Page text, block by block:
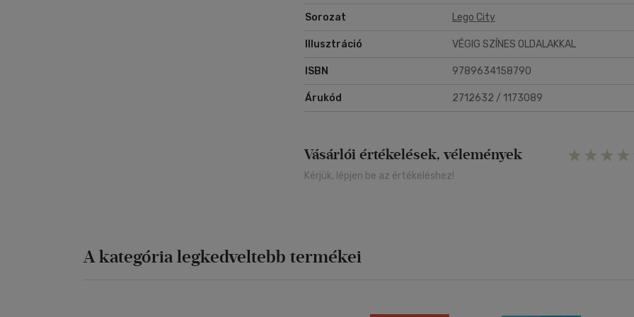
Sorozat Lego City
Illusztráció VÉGIG SZÍNES OLDALAKKAL
ISBN 9789634158790
Árukód 2712632 / 1173089
Vásárlói értékelések, vélemények
Kérjük, lépjen be az értékeléshez!
A kategória legkedveltebb termékei